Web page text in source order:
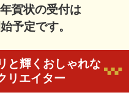
賀状の受付は
予定です。
と輝くおしゃれな
リエイター